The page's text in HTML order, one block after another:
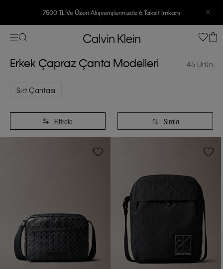
7500 TL Ve Üzeri Alışverişlerinizde 6 Taksit İmkanı
Erkek Çapraz Çanta Modelleri 45 Ürün
Sırt Çantası
Filtrele Sırala